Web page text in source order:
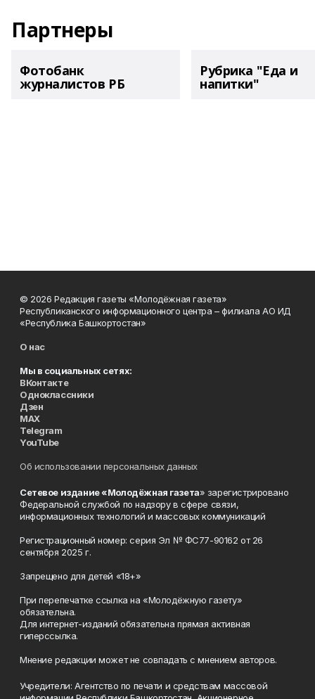
Партнеры
Фотобанк
журналистов РБ
Рубрика "Еда и
напитки"
© 2026 Редакция газеты «Молодёжная газета»
Республиканского информационного центра – филиала АО ИД
«Республика Башкортостан»
О нас
Мы в социальных сетях:
ВКонтакте
Одноклассники
Дзен
MAX
Telegram
YouTube
Об использовании персональных данных
Сетевое издание «Молодёжная газета» зарегистрировано
Федеральной службой по надзору в сфере связи,
информационных технологий и массовых коммуникаций
Регистрационный номер: серия Эл № ФС77-90162 от 26
сентября 2025 г.
Запрещено для детей «18+»
При перепечатке ссылка на «Молодёжную газету»
обязательна.
Для интернет-изданий обязательна прямая активная
гиперссылка.
Мнение редакции может не совпадать с мнением авторов.
Учредители: Агентство по печати и средствам массовой